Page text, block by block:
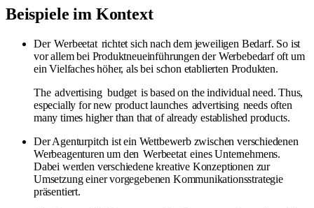
Beispiele im Kontext
Der Werbeetat richtet sich nach dem jeweiligen Bedarf. So ist
vor allem bei Produktneueinführungen der Werbebedarf oft um
ein Vielfaches höher, als bei schon etablierten Produkten.
The advertising budget is based on the individual need. Thus,
especially for new product launches advertising needs often
many times higher than that of already established products.
Der Agenturpitch ist ein Wettbewerb zwischen verschiedenen
Werbeagenturen um den Werbeetat eines Unternehmens.
Dabei werden verschiedene kreative Konzeptionen zur
Umsetzung einer vorgegebenen Kommunikationsstrategie
präsentiert.